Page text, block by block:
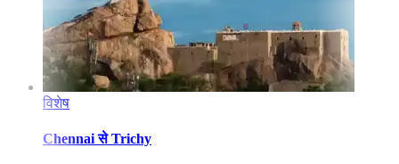
विशेष
Chennai से Trichy